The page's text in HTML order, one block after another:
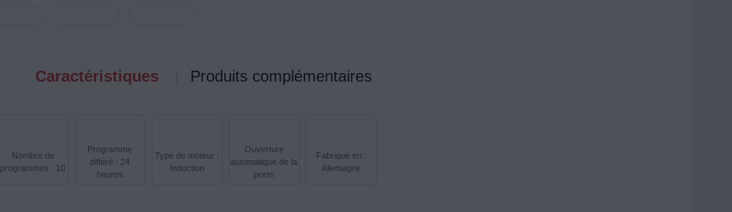
Caractéristiques Produits complémentaires
Nombre de
programmes : 10
Programme
différé : 24
heures
Type de moteur :
Induction
Ouverture
automatique de la
porte
Fabriqué en :
Allemagne